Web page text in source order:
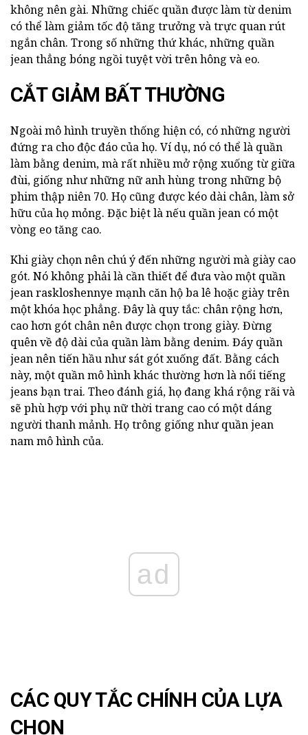
không nên gài. Những chiếc quần được làm từ denim
có thể làm giảm tốc độ tăng trưởng và trực quan rút
ngắn chân. Trong số những thứ khác, những quần
jean thẳng bóng ngồi tuyệt vời trên hông và eo.
CẮT GIẢM BẤT THƯỜNG
Ngoài mô hình truyền thống hiện có, có những người
đứng ra cho độc đáo của họ. Ví dụ, nó có thể là quần
làm bằng denim, mà rất nhiều mở rộng xuống từ giữa
đùi, giống như những nữ anh hùng trong những bộ
phim thập niên 70. Họ cũng được kéo dài chân, làm sở
hữu của họ mỏng. Đặc biệt là nếu quần jean có một
vòng eo tăng cao.
Khi giày chọn nên chú ý đến những người mà giày cao
gót. Nó không phải là cần thiết để đưa vào một quần
jean raskloshennye mạnh căn hộ ba lê hoặc giày trên
một khóa học phẳng. Đây là quy tắc: chân rộng hơn,
cao hơn gót chân nên được chọn trong giày. Đừng
quên về độ dài của quần làm bằng denim. Đáy quần
jean nên tiến hầu như sát gót xuống đất. Bằng cách
này, một quần mô hình khác thường hơn là nổi tiếng
jeans bạn trai. Theo đánh giá, họ đang khá rộng rãi và
sẽ phù hợp với phụ nữ thời trang cao có một dáng
người thanh mảnh. Họ trông giống như quần jean
nam mô hình của.
ad
CÁC QUY TẮC CHÍNH CỦA LỰA
CHỌN